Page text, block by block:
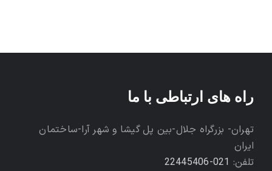
راه های ارتباطی با ما
تهران- بزرگراه جلال-بین پل گیشا و شهر آرا-ساختمان
ایران
تلفن: 021-22445406